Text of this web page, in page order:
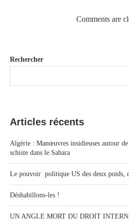
Comments are
Rechercher
Articles récents
Algérie : Manœuvres insidieuses autour
schiste dans le Sahara
Le pouvoir politique US des deux poids,
Déshabillons-les !
UN ANGLE MORT DU DROIT